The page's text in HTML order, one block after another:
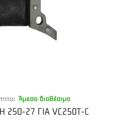
Άμεσα διαθέσιμο
250-27 ΓΙΑ VC250T-C